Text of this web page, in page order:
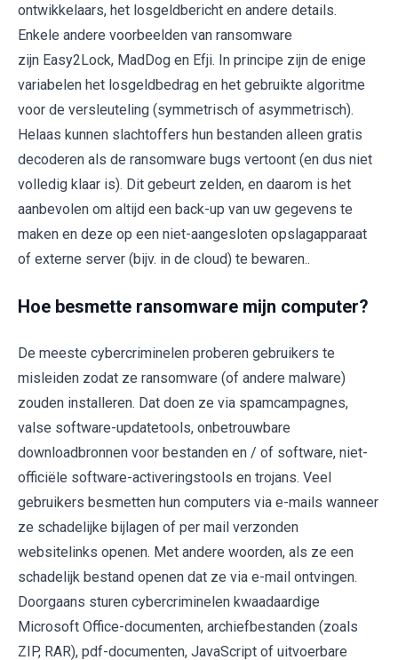
ontwikkelaars, het losgeldbericht en andere details.
Enkele andere voorbeelden van ransomware
zijn Easy2Lock, MadDog en Efji. In principe zijn de enige
variabelen het losgeldbedrag en het gebruikte algoritme
voor de versleuteling (symmetrisch of asymmetrisch).
Helaas kunnen slachtoffers hun bestanden alleen gratis
decoderen als de ransomware bugs vertoont (en dus niet
volledig klaar is). Dit gebeurt zelden, en daarom is het
aanbevolen om altijd een back-up van uw gegevens te
maken en deze op een niet-aangesloten opslagapparaat
of externe server (bijv. in de cloud) te bewaren..
Hoe besmette ransomware mijn computer?
De meeste cybercriminelen proberen gebruikers te
misleiden zodat ze ransomware (of andere malware)
zouden installeren. Dat doen ze via spamcampagnes,
valse software-updatetools, onbetrouwbare
downloadbronnen voor bestanden en / of software, niet-
officiële software-activeringstools en trojans. Veel
gebruikers besmetten hun computers via e-mails wanneer
ze schadelijke bijlagen of per mail verzonden
websitelinks openen. Met andere woorden, als ze een
schadelijk bestand openen dat ze via e-mail ontvingen.
Doorgaans sturen cybercriminelen kwaadaardige
Microsoft Office-documenten, archiefbestanden (zoals
ZIP, RAR), pdf-documenten, JavaScript of uitvoerbare